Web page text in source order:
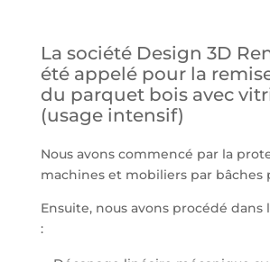
La société Design 3D
été appelé pour la
du parquet bois avec
(usage intensif)
Nous avons commencé par la
machines et mobiliers par bâches
Ensuite, nous avons procédé dans
: